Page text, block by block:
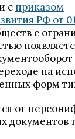
с приказом
РФ от
с
на
форм
от
документов